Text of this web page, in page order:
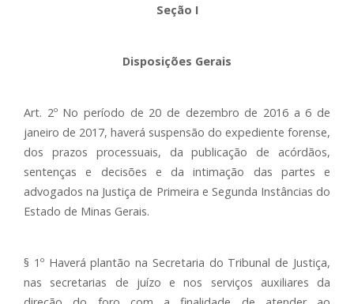
Seção I
Disposições Gerais
Art. 2º No período de 20 de dezembro de 2016 a 6 de
janeiro de 2017, haverá suspensão do expediente forense,
dos prazos processuais, da publicação de acórdãos,
sentenças e decisões e da intimação das partes e
advogados na Justiça de Primeira e Segunda Instâncias do
Estado de Minas Gerais.
§ 1º Haverá plantão na Secretaria do Tribunal de Justiça,
nas secretarias de juízo e nos serviços auxiliares da